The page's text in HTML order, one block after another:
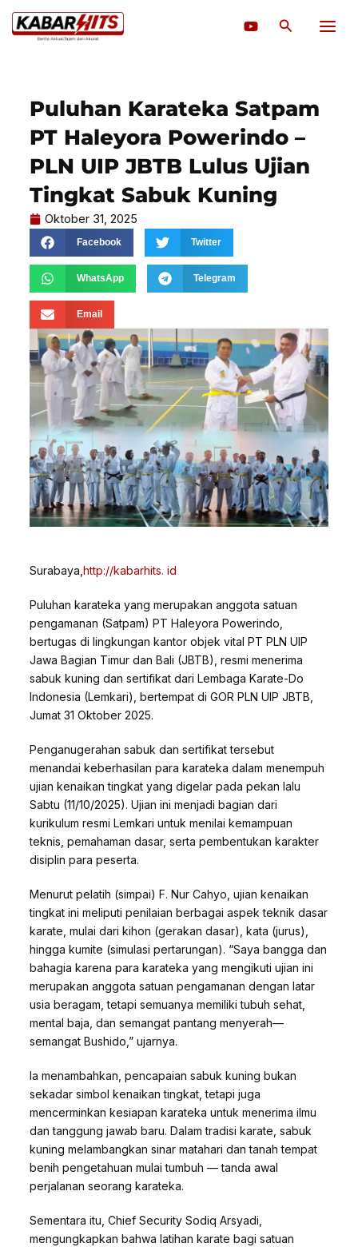
Lewati
ke
Cari
Puluhan Karateka Satpam
PT Haleyora Powerindo –
PLN UIP JBTB Lulus Ujian
Tingkat Sabuk Kuning
Oktober 31, 2025
Facebook Twitter
WhatsApp Telegram
Email
Surabaya,http://kabarhits. id
Puluhan karateka yang merupakan anggota satuan
pengamanan (Satpam) PT Haleyora Powerindo,
bertugas di lingkungan kantor objek vital PT PLN UIP
Jawa Bagian Timur dan Bali (JBTB), resmi menerima
sabuk kuning dan sertifikat dari Lembaga Karate-Do
Indonesia (Lemkari), bertempat di GOR PLN UIP JBTB,
Jumat 31 Oktober 2025.
Penganugerahan sabuk dan sertifikat tersebut
menandai keberhasilan para karateka dalam menempuh
ujian kenaikan tingkat yang digelar pada pekan lalu
Sabtu (11/10/2025). Ujian ini menjadi bagian dari
kurikulum resmi Lemkari untuk menilai kemampuan
teknis, pemahaman dasar, serta pembentukan karakter
disiplin para peserta.
Menurut pelatih (simpai) F. Nur Cahyo, ujian kenaikan
tingkat ini meliputi penilaian berbagai aspek teknik dasar
karate, mulai dari kihon (gerakan dasar), kata (jurus),
hingga kumite (simulasi pertarungan). “Saya bangga dan
bahagia karena para karateka yang mengikuti ujian ini
merupakan anggota satuan pengamanan dengan latar
usia beragam, tetapi semuanya memiliki tubuh sehat,
mental baja, dan semangat pantang menyerah—
semangat Bushido,” ujarnya.
Ia menambahkan, pencapaian sabuk kuning bukan
sekadar simbol kenaikan tingkat, tetapi juga
mencerminkan kesiapan karateka untuk menerima ilmu
dan tanggung jawab baru. Dalam tradisi karate, sabuk
kuning melambangkan sinar matahari dan tanah tempat
benih pengetahuan mulai tumbuh — tanda awal
perjalanan seorang karateka.
Sementara itu, Chief Security Sodiq Arsyadi,
mengungkapkan bahwa latihan karate bagi satuan